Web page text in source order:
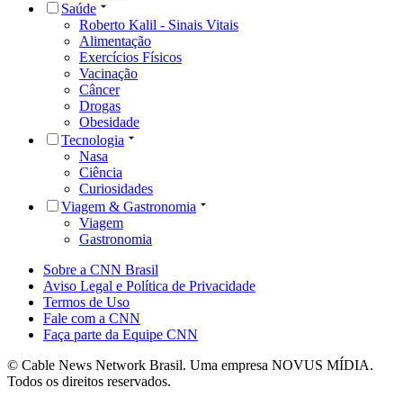
Saúde
Roberto Kalil - Sinais Vitais
Alimentação
Exercícios Físicos
Vacinação
Câncer
Drogas
Obesidade
Tecnologia
Nasa
Ciência
Curiosidades
Viagem & Gastronomia
Viagem
Gastronomia
Sobre a CNN Brasil
Aviso Legal e Política de Privacidade
Termos de Uso
Fale com a CNN
Faça parte da Equipe CNN
© Cable News Network Brasil. Uma empresa NOVUS MÍDIA.
Todos os direitos reservados.